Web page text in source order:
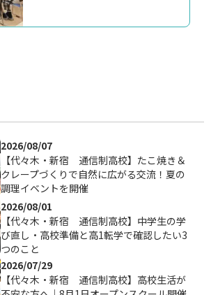
2026/08/07
【代々木・新宿 通信制高校】たこ焼き＆
クレープづくりで自然に広がる交流！夏の
調理イベントを開催
2026/08/01
【代々木・新宿 通信制高校】中学生の学
び直し・高校準備と高1転学で確認したい3
つのこと
2026/07/29
【代々木・新宿 通信制高校】高校生活が